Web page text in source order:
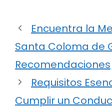
Encuentra la
Santa Coloma de
Recomendaciones
Requisitos
Cumplir un